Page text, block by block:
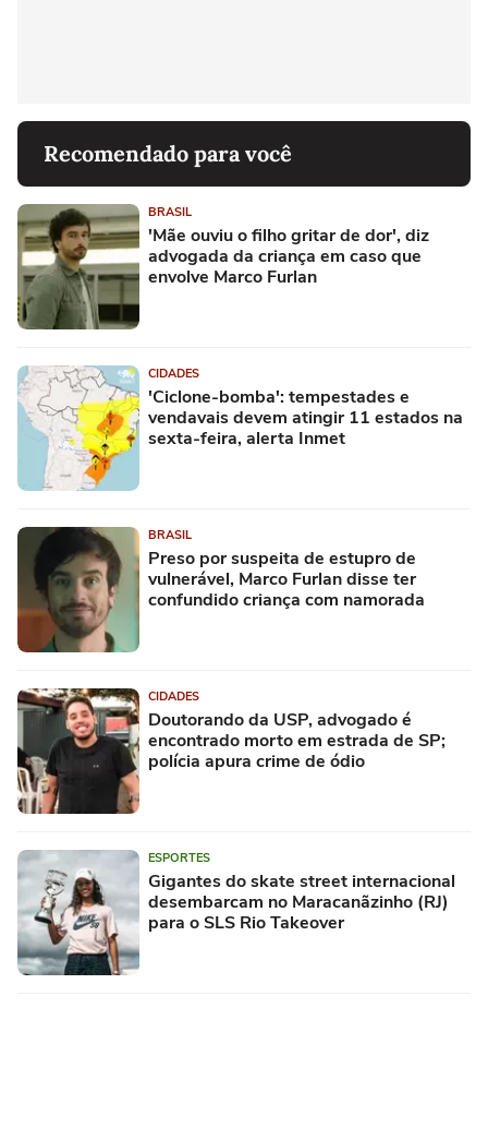
Recomendado para você
BRASIL
'Mãe ouviu o filho gritar de dor', diz
advogada da criança em caso que
envolve Marco Furlan
CIDADES
'Ciclone-bomba': tempestades e
vendavais devem atingir 11 estados na
sexta-feira, alerta Inmet
BRASIL
Preso por suspeita de estupro de
vulnerável, Marco Furlan disse ter
confundido criança com namorada
CIDADES
Doutorando da USP, advogado é
encontrado morto em estrada de SP;
polícia apura crime de ódio
ESPORTES
Gigantes do skate street internacional
desembarcam no Maracanãzinho (RJ)
para o SLS Rio Takeover